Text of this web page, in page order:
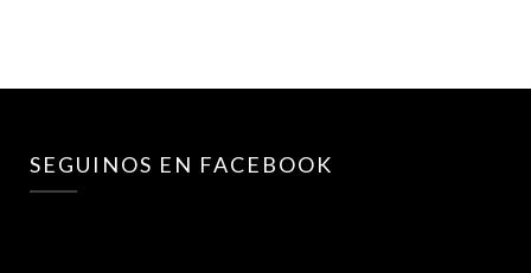
SEGUINOS EN FACEBOOK